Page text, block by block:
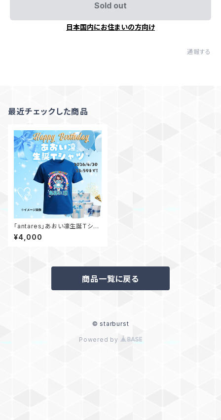
Sold out
日本国内にお住まいの方向け
通報する
最近チェックした商品
「antares」あおい凛生誕Tシャ
ツ
¥4,000
商品一覧に戻る
© starburst
Powered by